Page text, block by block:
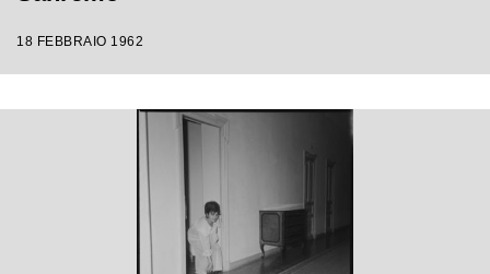
18 FEBBRAIO 1962